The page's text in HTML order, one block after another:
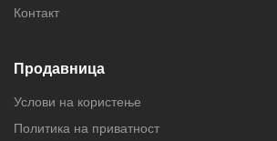
Контакт
Продавница
Услови на користење
Политика на приватност